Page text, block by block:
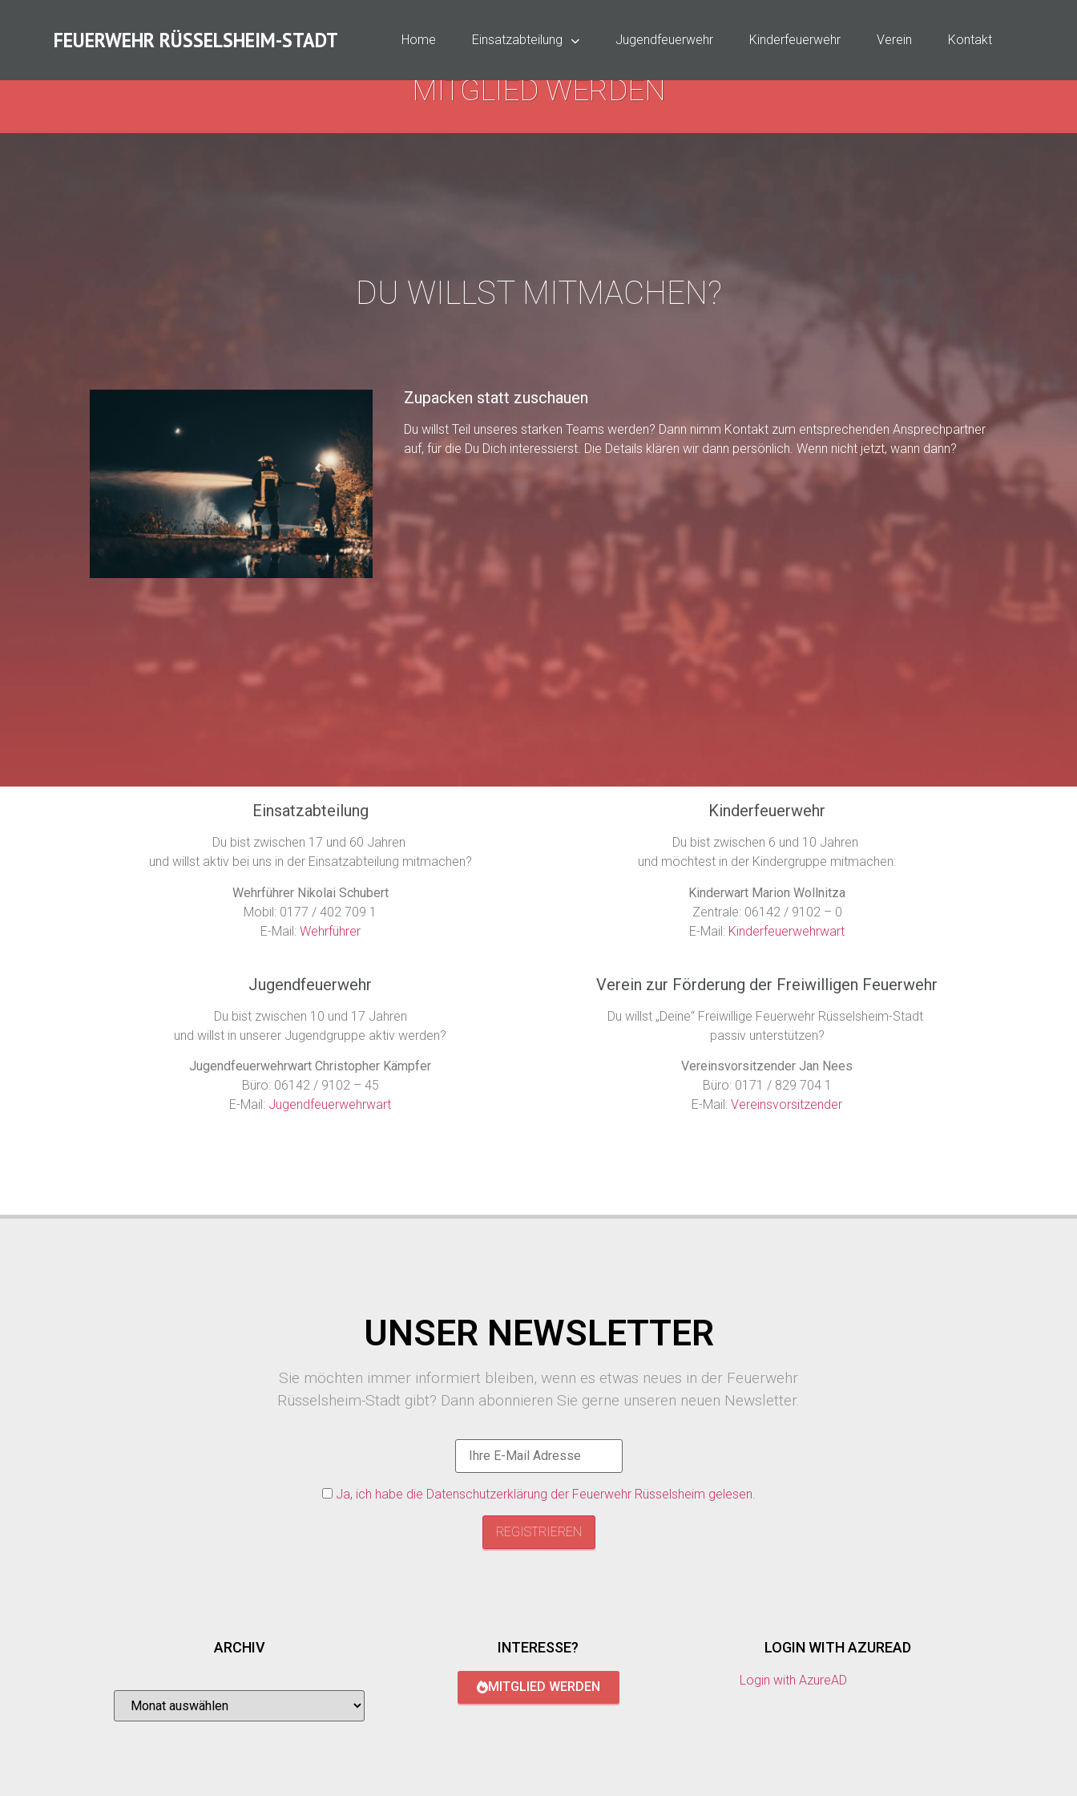
FEUERWEHR RÜSSELSHEIM-STADT Home Einsatzabteilung Jugendfeuerwehr Kinderfeuerwehr Verein Kontakt
MITGLIED WERDEN
DU WILLST MITMACHEN?
Zupacken statt zuschauen
Du willst Teil unseres starken Teams werden? Dann nimm Kontakt zum entsprechenden Ansprechpartner
auf, für die Du Dich interessierst. Die Details klären wir dann persönlich. Wenn nicht jetzt, wann dann?
Einsatzabteilung
Du bist zwischen 17 und 60 Jahren
und willst aktiv bei uns in der Einsatzabteilung mitmachen?
Wehrführer Nikolai Schubert
Mobil: 0177 / 402 709 1
E-Mail: Wehrführer
Jugendfeuerwehr
Du bist zwischen 10 und 17 Jahren
und willst in unserer Jugendgruppe aktiv werden?
Jugendfeuerwehrwart Christopher Kämpfer
Büro: 06142 / 9102 – 45
E-Mail: Jugendfeuerwehrwart
Kinderfeuerwehr
Du bist zwischen 6 und 10 Jahren
und möchtest in der Kindergruppe mitmachen:
Kinderwart Marion Wollnitza
Zentrale: 06142 / 9102 – 0
E-Mail: Kinderfeuerwehrwart
Verein zur Förderung der Freiwilligen Feuerwehr
Du willst „Deine“ Freiwillige Feuerwehr Rüsselsheim-Stadt
passiv unterstützen?
Vereinsvorsitzender Jan Nees
Büro: 0171 / 829 704 1
E-Mail: Vereinsvorsitzender
UNSER NEWSLETTER
Sie möchten immer informiert bleiben, wenn es etwas neues in der Feuerwehr
Rüsselsheim-Stadt gibt? Dann abonnieren Sie gerne unseren neuen Newsletter.
Ja, ich habe die Datenschutzerklärung der Feuerwehr Rüsselsheim gelesen.
ARCHIV INTERESSE?
MITGLIED WERDEN
LOGIN WITH AZUREAD
Login with AzureAD